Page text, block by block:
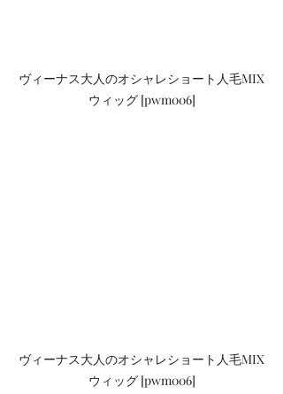
ヴィーナス大人のオシャレショート人毛MIX
ウィッグ [pwm006]
ヴィーナス大人のオシャレショート人毛MIX
ウィッグ [pwm006]